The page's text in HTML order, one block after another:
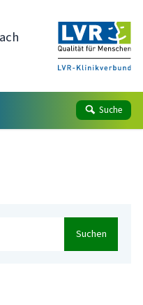
Suche
Suchen